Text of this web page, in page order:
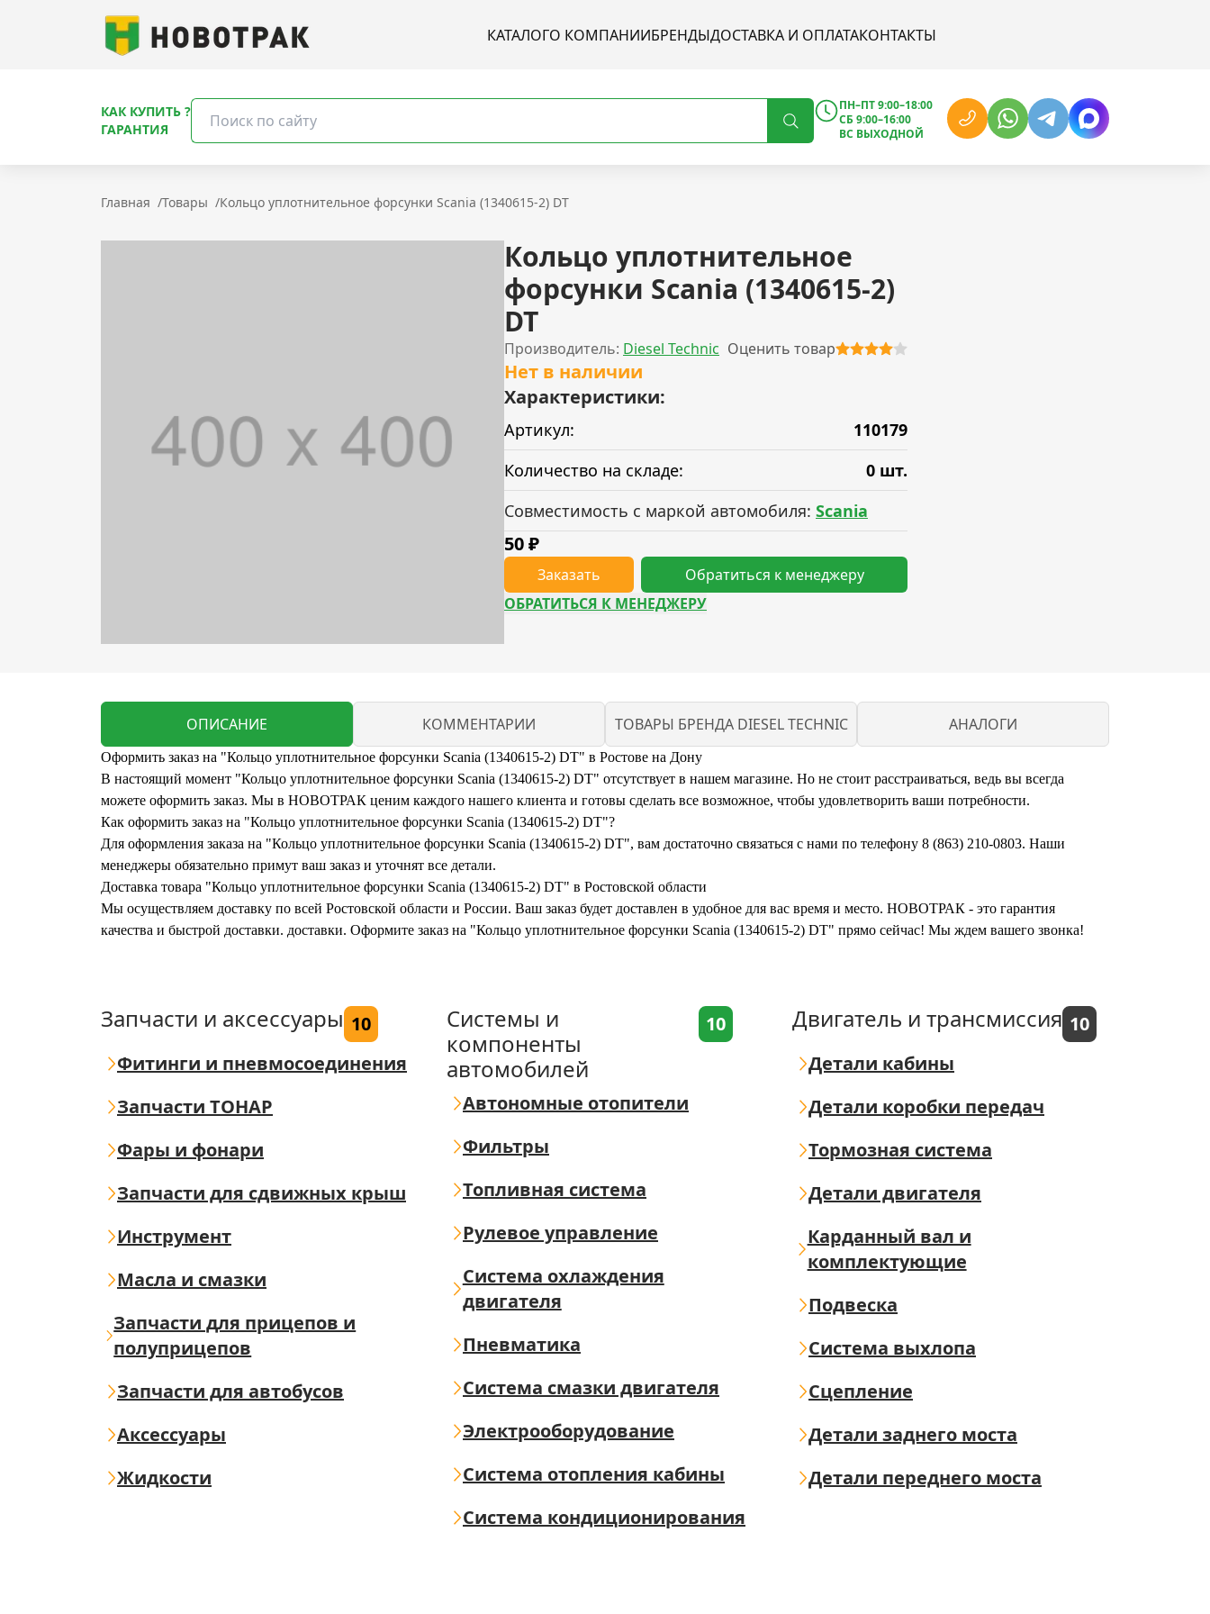
КАТАЛОГО КОМПАНИИБРЕНДЫДОСТАВКА И ОПЛАТАКОНТАКТЫ
КАК КУПИТЬ ?
ГАРАНТИЯ
ПН–ПТ 9:00–18:00
СБ 9:00–16:00
ВС ВЫХОДНОЙ
Главная /Товары /Кольцо уплотнительное форсунки Scania (1340615-2) DT
Кольцо уплотнительное
форсунки Scania (1340615-2)
DT
Производитель: Diesel Technic Оценить товар
Нет в наличии
Характеристики:
Артикул:
110179
Количество на складе:
0 шт.
Совместимость с маркой автомобиля: Scania
50₽
Заказать
Обратиться к менеджеру
ОБРАТИТЬСЯ К МЕНЕДЖЕРУ
ОПИСАНИЕ КОММЕНТАРИИ ТОВАРЫ БРЕНДА DIESEL TECHNIC АНАЛОГИ
Оформить заказ на "Кольцо уплотнительное форсунки Scania (1340615-2) DT" в Ростове на Дону
В настоящий момент "Кольцо уплотнительное форсунки Scania (1340615-2) DT" отсутствует в нашем магазине. Но не стоит расстраиваться, ведь вы всегда
можете оформить заказ. Мы в НОВОТРАК ценим каждого нашего клиента и готовы сделать все возможное, чтобы удовлетворить ваши потребности.
Как оформить заказ на "Кольцо уплотнительное форсунки Scania (1340615-2) DT"?
Для оформления заказа на "Кольцо уплотнительное форсунки Scania (1340615-2) DT", вам достаточно связаться с нами по телефону 8 (863) 210-0803. Наши
менеджеры обязательно примут ваш заказ и уточнят все детали.
Доставка товара "Кольцо уплотнительное форсунки Scania (1340615-2) DT" в Ростовской области
Мы осуществляем доставку по всей Ростовской области и России. Ваш заказ будет доставлен в удобное для вас время и место. НОВОТРАК - это гарантия
качества и быстрой доставки. доставки. Оформите заказ на "Кольцо уплотнительное форсунки Scania (1340615-2) DT" прямо сейчас! Мы ждем вашего звонка!
Запчасти и аксессуары 10
Фитинги и пневмосоединения
Запчасти ТОНАР
Фары и фонари
Запчасти для сдвижных крыш
Инструмент
Масла и смазки
Запчасти для прицепов и
полуприцепов
Запчасти для автобусов
Аксессуары
Жидкости
Системы и
компоненты
автомобилей
10
Автономные отопители
Фильтры
Топливная система
Рулевое управление
Система охлаждения
двигателя
Пневматика
Система смазки двигателя
Электрооборудование
Система отопления кабины
Система кондиционирования
Двигатель и трансмиссия 10
Детали кабины
Детали коробки передач
Тормозная система
Детали двигателя
Карданный вал и
комплектующие
Подвеска
Система выхлопа
Сцепление
Детали заднего моста
Детали переднего моста